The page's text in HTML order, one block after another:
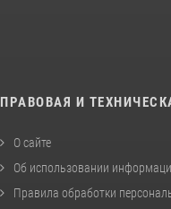
ПРАВОВАЯ И
О сайте
Об использовании
Правила обработки